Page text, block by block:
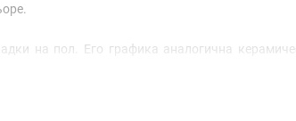
на пол. Его графика аналогична
декоративные вставки и